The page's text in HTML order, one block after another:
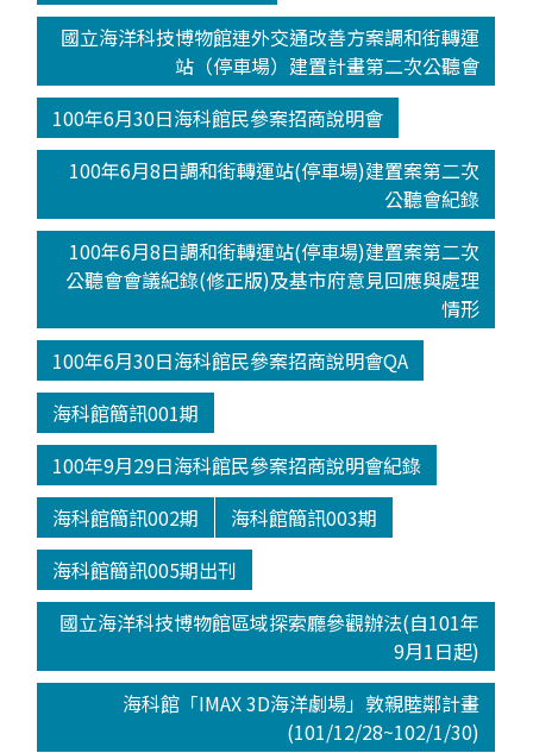
國立海洋科技博物館連外交通改善方案調和街轉運
站（停車場）建置計畫第二次公聽會
100年6月30日海科館民參案招商說明會
100年6月8日調和街轉運站(停車場)建置案第二次
公聽會紀錄
100年6月8日調和街轉運站(停車場)建置案第二次
公聽會會議紀錄(修正版)及基市府意見回應與處理
情形
100年6月30日海科館民參案招商說明會QA
海科館簡訊001期
100年9月29日海科館民參案招商說明會紀錄
海科館簡訊002期
海科館簡訊003期
海科館簡訊005期出刊
國立海洋科技博物館區域探索廳參觀辦法(自101年
9月1日起)
海科館「IMAX 3D海洋劇場」敦親睦鄰計畫
(101/12/28~102/1/30)